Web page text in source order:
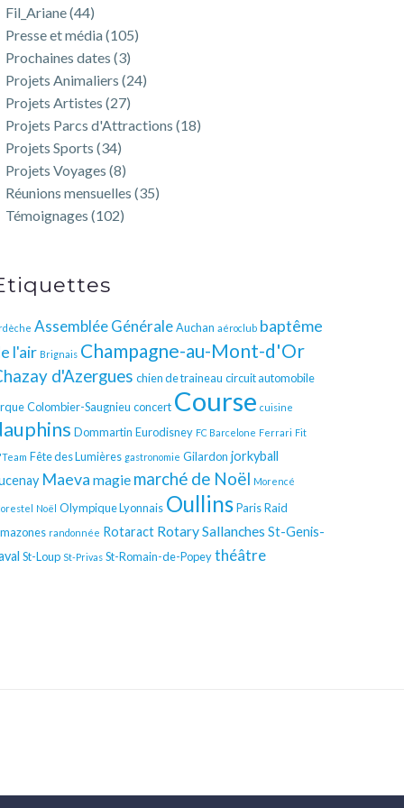
Fil_Ariane(44)
Presse et média(105)
Prochaines dates (3)
Projets Animaliers (24)
Projets Artistes (27)
Projets Parcs d'Attractions (18)
Projets Sports (34)
Projets Voyages (8)
Réunions mensuelles (35)
Témoignages (102)
Assemblée GénéraleAuchan aéroclub baptême
l'air Brignais Champagne-au-Mont-d'Or
d'Azergues chien de traineau circuit automobile
Colombier-Saugnieu concert Course cuisine
Dommartin Eurodisney FC Barcelone Ferrari Fit
Fête des Lumières gastronomie Gilardon jorkyball
Maeva magie marché de Noël Morencé
Noël Olympique Lyonnais OullinsParisRaid
randonnée Rotaract RotarySallanches St-Genis-
St-Loup St-Privas St-Romain-de-Popeythéâtre